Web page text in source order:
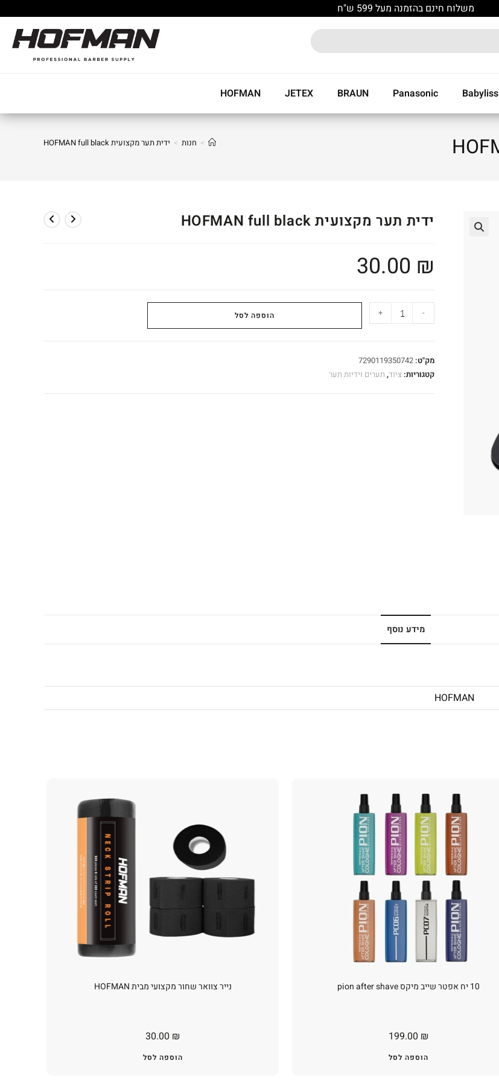
משלוח חינם בהזמנה מעל 599 ש"ח
Babyliss
Panasonic
BRAUN
JETEX
HOFMAN
> חנות > ידית תער מקצועית HOFMAN full black
ידית תער מקצועית HOFMAN full black
30.00 ₪
-
+ הוספה לסל
מק"ט: 7290119350742
קטגוריות: ציוד, תערים וידיות תער
מידע נוסף
HOFMAN
נייר צוואר שחור מקצועי מבית HOFMAN
30.00 ₪
הוספה לסל
10 יח אפטר שייב מיקס pion after shave
199.00 ₪
הוספה לסל